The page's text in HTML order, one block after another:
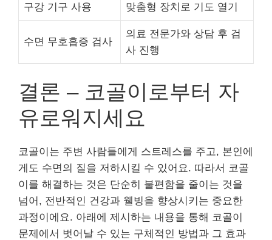
구강 기구 사용 맞춤형 장치로 기도 열기
수면 무호흡증 검사
의료 전문가와 상담 후 검
사 진행
결론 – 코골이로부터 자
유로워지세요
코골이는 주변 사람들에게 스트레스를 주고, 본인에
게도 수면의 질을 저하시킬 수 있어요. 따라서 코골
이를 해결하는 것은 단순히 불편함을 줄이는 것을
넘어, 전반적인 건강과 웰빙을 향상시키는 중요한
과정이에요. 아래에 제시하는 내용을 통해 코골이
문제에서 벗어날 수 있는 구체적인 방법과 그 효과